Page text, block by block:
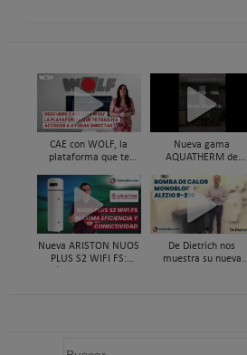
CAE con WOLF, la
plataforma que te
ayudas directas por
instalar aerotermia
Nueva gama
AQUATHERM de
aerotermia para ACS
Nueva ARISTON NUOS
PLUS S2 WIFI FS:
De Dietrich nos
muestra su nueva